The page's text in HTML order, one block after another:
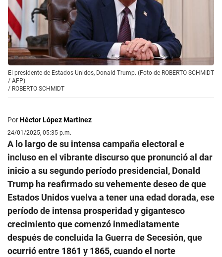
El presidente de Estados Unidos, Donald Trump. (Foto de ROBERTO SCHMIDT
/ AFP)
/ ROBERTO SCHMIDT
PorHéctor López Martínez
24/01/2025, 05:35 p.m.
A lo largo de su intensa campaña electoral e
incluso en el vibrante discurso que pronunció al dar
inicio a su segundo período presidencial, Donald
Trump ha reafirmado su vehemente deseo de que
Estados Unidos vuelva a tener una edad dorada, ese
período de intensa prosperidad y gigantesco
crecimiento que comenzó inmediatamente
después de concluida la Guerra de Secesión, que
ocurrió entre 1861 y 1865, cuando el norte